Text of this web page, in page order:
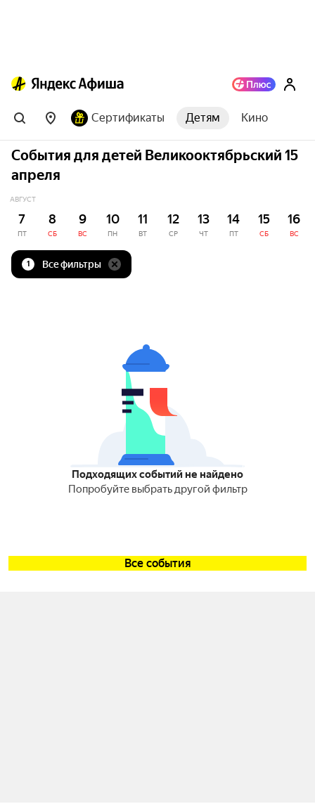
Сертификаты Детям Кино
События для детей Великооктябрьский 15
апреля
АВГУСТ
7
ПТ
8
СБ
9
ВС
10
ПН
11
ВТ
12
СР
13
ЧТ
14
ПТ
15
СБ
16
ВС
1 Все фильтры
Подходящих событий не найдено
Попробуйте выбрать другой фильтр
Все события